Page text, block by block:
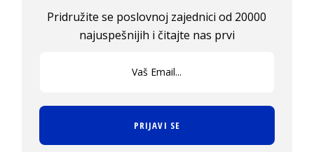
Pridružite se poslovnoj zajednici od 20000
najuspešnijih i čitajte nas prvi
PRIJAVI SE